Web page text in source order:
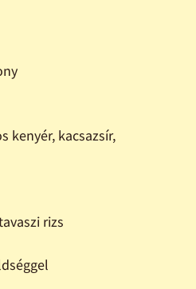
kenyér, kacsazsír,
rizs